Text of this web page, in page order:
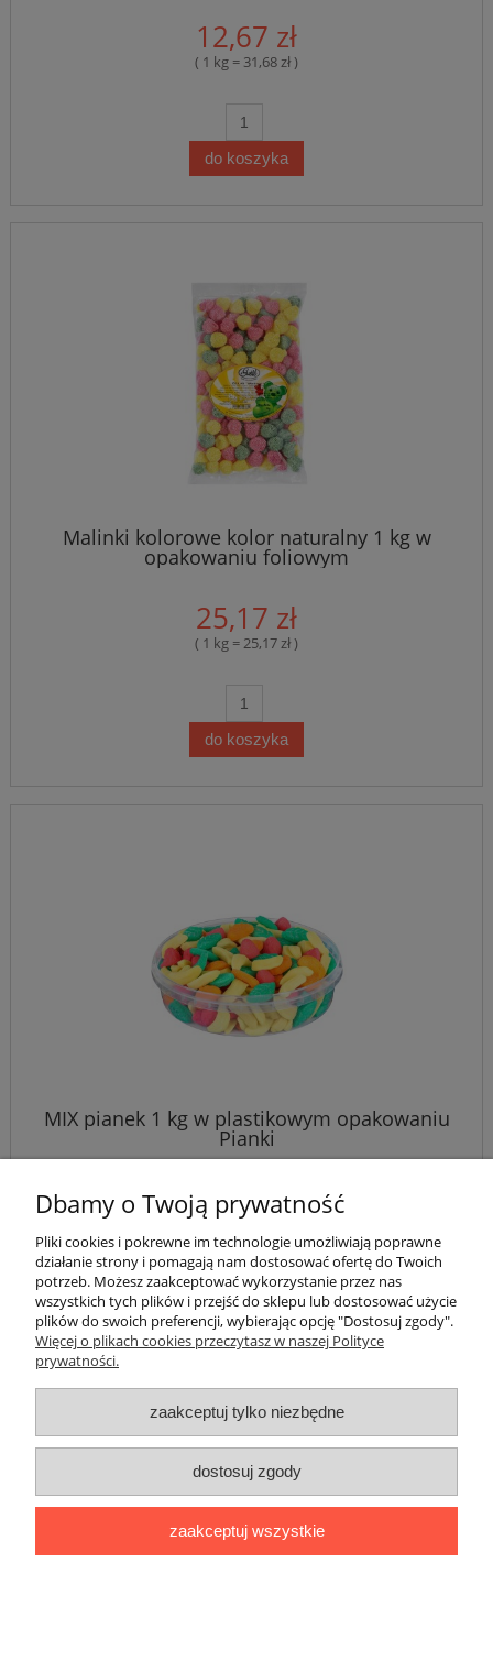
12,67 zł
( 1 kg = 31,68 zł )
do koszyka
Malinki kolorowe kolor naturalny 1 kg w
opakowaniu foliowym
25,17 zł
( 1 kg = 25,17 zł )
do koszyka
MIX pianek 1 kg w plastikowym opakowaniu
Pianki
33,28 zł
( 1 kg = 33,28 zł )
do koszyka
Dbamy o Twoją prywatność
Pliki cookies i pokrewne im technologie umożliwiają poprawne
działanie strony i pomagają nam dostosować ofertę do Twoich
potrzeb. Możesz zaakceptować wykorzystanie przez nas
wszystkich tych plików i przejść do sklepu lub dostosować użycie
plików do swoich preferencji, wybierając opcję "Dostosuj zgody".
Więcej o plikach cookies przeczytasz w naszej Polityce
prywatności.
zaakceptuj tylko niezbędne
dostosuj zgody
zaakceptuj wszystkie